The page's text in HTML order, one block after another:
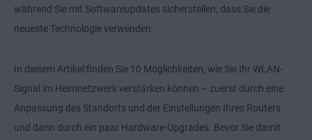
während Sie mit Softwareupdates sicherstellen, dass Sie die
neueste Technologie verwenden.
In diesem Artikel finden Sie 10 Möglichkeiten, wie Sie Ihr WLAN-
Signal im Heimnetzwerk verstärken können – zuerst durch eine
Anpassung des Standorts und der Einstellungen Ihres Routers
und dann durch ein paar Hardware-Upgrades. Bevor Sie damit